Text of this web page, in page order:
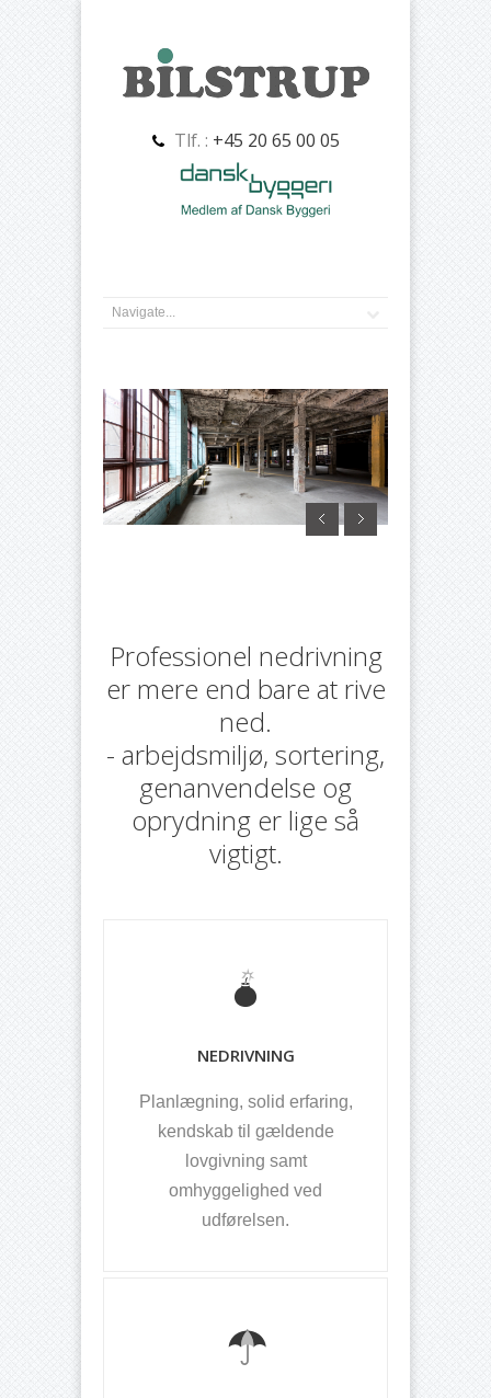
Tlf. : +45 20 65 00 05
Professionel nedrivning
er mere end bare at rive
ned.
- arbejdsmiljø, sortering,
genanvendelse og
oprydning er lige så
vigtigt.
NEDRIVNING
Planlægning, solid erfaring,
kendskab til gældende
lovgivning samt
omhyggelighed ved
udførelsen.